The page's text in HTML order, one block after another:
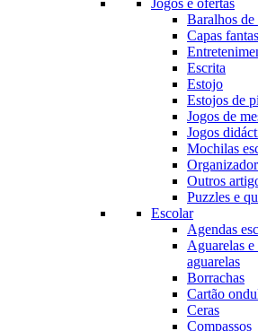
Jogos e ofertas
Baralhos de
Capas
Escrita
Estojo
Estojos de
Jogos de
Jogos
Mochilas
Outros
Puzzles e
Escolar
Agendas
Aguarelas e
aguarelas
Borrachas
Cartão
Ceras
Compassos